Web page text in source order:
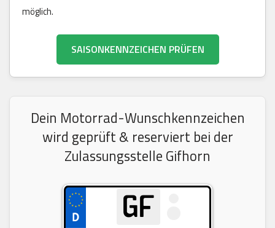
möglich.
SAISONKENNZEICHEN PRÜFEN
Dein Motorrad-Wunschkennzeichen
wird geprüft & reserviert bei der
Zulassungsstelle Gifhorn